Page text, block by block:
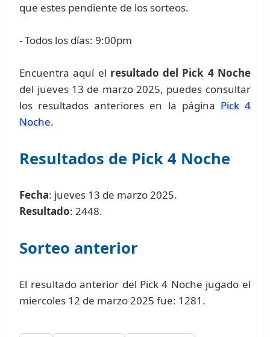
que estes pendiente de los sorteos.
- Todos los días: 9:00pm
Encuentra aquí el resultado del Pick 4 Noche
del jueves 13 de marzo 2025, puedes consultar
los resultados anteriores en la página Pick 4
Noche.
Resultados de Pick 4 Noche
Fecha: jueves 13 de marzo 2025.
Resultado: 2448.
Sorteo anterior
El resultado anterior del Pick 4 Noche jugado el
miercoles 12 de marzo 2025 fue: 1281.